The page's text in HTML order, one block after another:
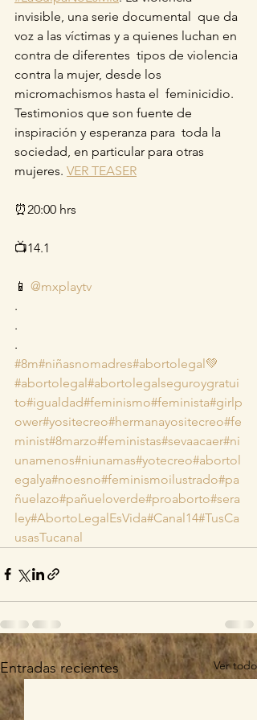
invisible, una serie documental  que da
voz a las víctimas y a quienes luchan en
contra de diferentes  tipos de violencia
contra la mujer, desde los
micromachismos hasta el  feminicidio.
Testimonios que son fuente de
inspiración y esperanza para  toda la
sociedad, en particular para otras
mujeres. VER TEASER
⏰20:00 hrs
📺14.1
📱 @mxplaytv
.
.
.
#8m#niñasnomadres#abortolegal💚
#abortolegal#abortolegalseguroygratui
to#igualdad#feminismo#feminista#girlp
ower#yositecreo#hermanayositecreo#fe
minist#8marzo#feministas#sevaacaer#ni
unamenos#niunamas#yotecreo#abortol
egalya#noesno#feminismoilustrado#pa
ñuelazo#pañueloverde#proaborto#sera
ley#AbortoLegalEsVida#Canal14#TusCa
usasTucanal
Entradas recientes Ver todo